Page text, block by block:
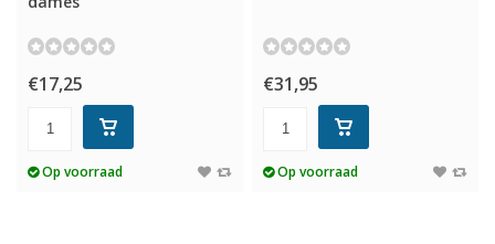
€17,25
Op voorraad
€31,95
Op voorraad